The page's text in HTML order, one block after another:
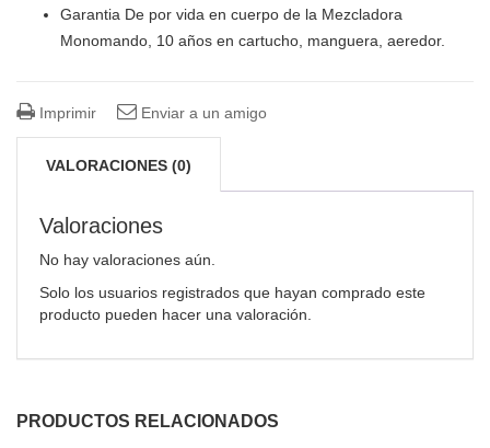
Garantia De por vida en cuerpo de la Mezcladora
Monomando, 10 años en cartucho, manguera, aeredor.
Imprimir Enviar a un amigo
VALORACIONES (0)
Valoraciones
No hay valoraciones aún.
Solo los usuarios registrados que hayan comprado este
producto pueden hacer una valoración.
PRODUCTOS RELACIONADOS